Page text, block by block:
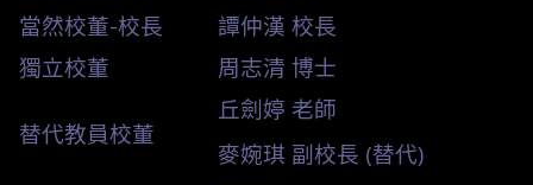
當然校董-校長
譚仲漢 校長
獨立校董
周志清 博士
替代教員校董
丘劍婷 老師
麥婉琪 副校長 (替代)